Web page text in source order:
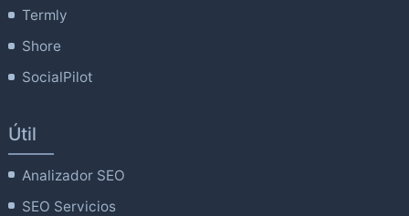
Termly
Shore
SocialPilot
Útil
Analizador SEO
SEO Servicios